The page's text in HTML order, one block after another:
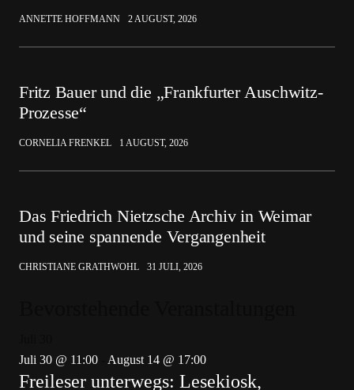
ANNETTE HOFFMANN 2 AUGUST, 2026
Fritz Bauer und die „Frankfurter Auschwitz-
Prozesse“
CORNELIA FRENKEL 1 AUGUST, 2026
Das Friedrich Nietzsche Archiv in Weimar
und seine spannende Vergangenheit
CHRISTIANE GRATHWOHL 31 JULI, 2026
Juli 30 @ 11:00
August 14 @ 17:00
Freileser unterwegs: Lesekiosk,